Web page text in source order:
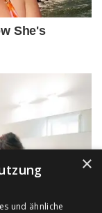
×
und ähnliche